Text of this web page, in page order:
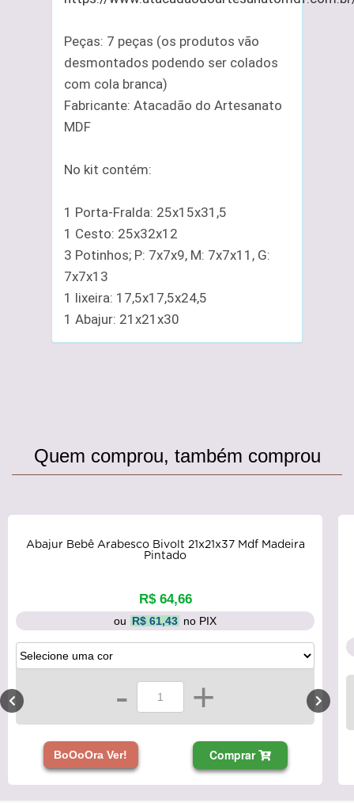
Peças: 7 peças (os produtos vão
desmontados podendo ser colados
com cola branca)
Fabricante: Atacadão do Artesanato
MDF
No kit contém:
1 Porta-Fralda: 25x15x31,5
1 Cesto: 25x32x12
3 Potinhos; P: 7x7x9, M: 7x7x11, G:
7x7x13
1 lixeira: 17,5x17,5x24,5
1 Abajur: 21x21x30
Quem comprou, também comprou
Abajur Bebê Arabesco Bivolt 21x21x37 Mdf Madeira
Pintado
R$ 64,66
ou R$ 61,43 no PIX
- +
BoOoOra Ver! Comprar